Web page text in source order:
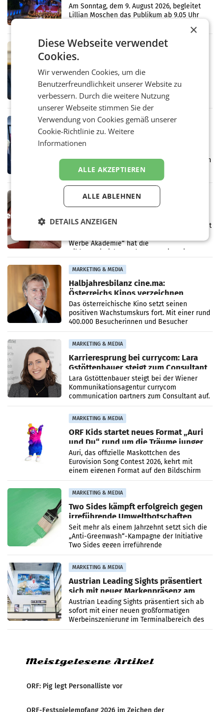
Simonischek
Am Sonntag, dem 9. August 2026, begleitet
Lillian Moschen das Publikum ab 9.05 Uhr
startet mit der Dokumentation „20 Jahre
Grafenegg
MARKETING & MEDIA
APA-Comm-Ranking: Christian
Stocker mit höchster Medienpräsenz
im Juli
Das APA-Comm-Politik-Ranking untersucht
monatlich die Berichterstattung von zwölf
österreichischen Tageszeitungen und
analysiert, welche Politikerinnen und
Politiker Österreichs die
MARKETING & MEDIA
Prozess zu Warner-Übernahme erst
im März 2027
Hollywood-Urgesteins Warner Brothers durch
den Rivalen Paramount wird noch lange in
der Schwebe bleiben. Eine Richterin setzte
den Prozess zu
MARKETING & MEDIA
Werbe Akademie startet neue
Imagekampagne rund um Praxisnähe
Unter dem Slogan „Näher dran geht nicht. Mit
Werbe Akademie“ hat die
Bildungseinrichtung des WIFI Wien eine neue
MARKETING & MEDIA
Halbjahresbilanz cine.ma:
Österreichs Kinos verzeichnen
400.000 Besucher mehr
Das österreichische Kino setzt seinen
positiven Wachstumskurs fort. Mit einer rund
400.000 Besucherinnen und Besucher
höheren Nettoreichweite im ersten Halbjahr
2026 gegenüber dem
MARKETING & MEDIA
Karrieresprung bei currycom: Lara
Gstöttenbauer steigt zum Consultant
auf
Lara Gstöttenbauer steigt bei der Wiener
Kommunikationsagentur currycom
communication partners zum Consultant auf.
Die 27-jährige Beraterin betreut Kundinnen
und Kunden in den Bereichen
MARKETING & MEDIA
ORF Kids startet neues Format „Auri
und Du“ rund um die Träume junger
Menschen
Auri, das offizielle Maskottchen des
Eurovision Song Contest 2026, kehrt mit
einem eigenen Format auf den Bildschirm
zurück. In der neuen Sendung „Auri und Du“
bei ORF Kids steht
MARKETING & MEDIA
Two Sides kämpft erfolgreich gegen
irreführende Umweltbotschaften
beim Papiereinsatz
Seit mehr als einem Jahrzehnt setzt sich die
„Anti-Greenwash“-Kampagne der Initiative
Two Sides gegen irreführende
Umweltaussagen bei Papierkommunikation
und papierbasierten Verpackungen
MARKETING & MEDIA
Austrian Leading Sights präsentiert
sich mit neuer Markenpräsenz am
Flughafen Wien
Austrian Leading Sights präsentiert sich ab
sofort mit einer neuen großformatigen
Werbeinszenierung im Terminalbereich des
Flughafen Wien. Die Präsenz befindet sich im
Meistgelesene Artikel
ORF: Pig legt Personalliste vor
ORF-Festspielempfang 2026 im Zeichen der
×
Diese Webseite verwendet
Cookies.
Wir verwenden Cookies, um die
Benutzerfreundlichkeit unserer Website zu
verbessern. Durch die weitere Nutzung
unserer Webseite stimmen Sie der
Verwendung von Cookies gemäß unserer
Cookie-Richtlinie zu.Weitere
Informationen
ALLE AKZEPTIEREN
ALLE ABLEHNEN
DETAILS ANZEIGEN